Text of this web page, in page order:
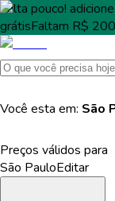
Falta pouco!
grátisFaltam R$
Você esta em: São
Preços válidos para
São PauloEditar